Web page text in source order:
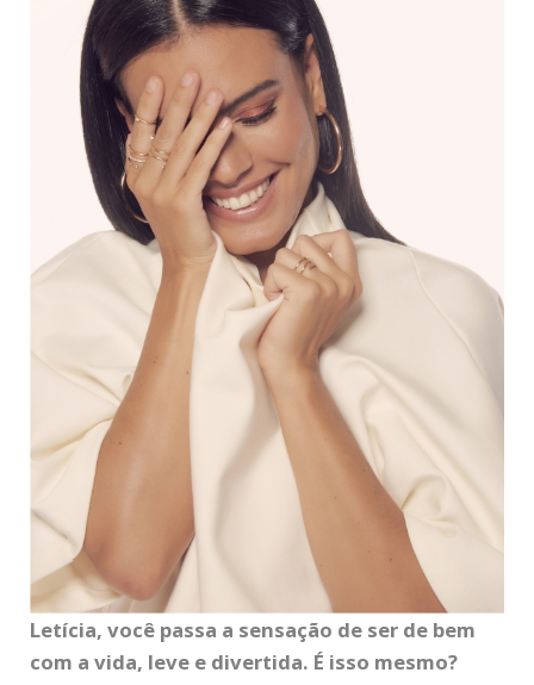
Letícia, você passa a sensação de ser de bem
com a vida, leve e divertida. É isso mesmo?